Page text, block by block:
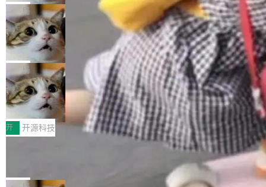
工具升级为企业的质量基础设施。 CIO面对的新
现实 过去两年，CIO们的焦虑清单上多了两项：
一是如何让大模型和智能体应用安全地从PoC走
向生产，二是如何让测试团队跟得上AI应用...
章从一个简单的例子切入。一个网站的深色主题
设置，如果用布尔值 + 可空字段来表示——bool
ean 表示是否可切换，nullable 的默认模式、浅
色方案、深色方案——会产生大量无意义的组
合。方案缺了、配置冲突了、全 null 了。要知道
哪些组合有效，作者说，你得靠"文档、校验、或
者部落知识"。 换个写法。Rust 的 enum，两个
变体：Switchable...
S。如果你只看官方博客，你会觉得这是又一
个"AI 知识库 + 聊天机器人"——每个大厂都在
做，没什么新鲜的。 但 Kenton Varda 在 Twitte
r 上把事情说清楚了： 今天我们发布了 Cloudfla
re OS，一个带连接器的聊天机器人，跟其他所
有科技公司做的一样。只不过，实际上它不一
样。这是 Sandstorm.io 的重制版，我十年前的
那个创业公司。不同的是，这次它构建在 Cloudf
lare Workers 上——我花了九年时间搭建的平台
——并且深度集成了 AI。这基本上是我十年秘密
局
Deno 团队开源 Celld，可自托管的分
布式 Durable Objects
Ryan Dahl 领导的 Deno 团队推出了最新开源项
目 Celld，一个能在自己机器上运行 Cloudflare
Workers 和 Durable Objects 的守护进程。 设
计思路很直接：每个对象是一个独立的 SQLite
数据库，按名称寻址，复制到你自己的 S3 兼容
存储库里。节点之间只通过这个存储库协调——
没有控制平面，没有共识协议。每个对象自带一
个小型数据库，应用天然按分片构建，单个数据
库的竞争和爆炸半径问题在设计层面就被消除
了。 闲置的 cell 会休眠到几乎不占资源。当 cel
局
鲁大师7月新机性能/流畅/AI榜：vivo夺
性能、流畅双第一，三星Galaxy Z系列
新折叠缺席
2026年7月的手机市场，由于存储等硬件成本暴
增，手机厂商的日子也不好过啊，新机速度明显
放缓，因此硝烟味淡了许多。新机参数规格除开
Fold8 / Z Flip8）外，其余要么是中低端机器，
例如iQOO Z11i、REDMI Note 17、REDMI No
开 开源科技
Zed 编辑器团队发布了新项目——DeltaDB，一
个在 git commit 之间记录每一次编辑操作的版